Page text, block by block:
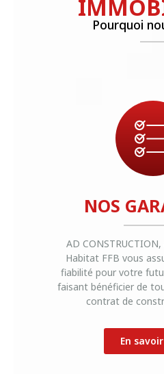
Pourquoi
NOS
AD
Habitat FFB vous
fiabilité pour votre
faisant bénéficier de
contrat de
En